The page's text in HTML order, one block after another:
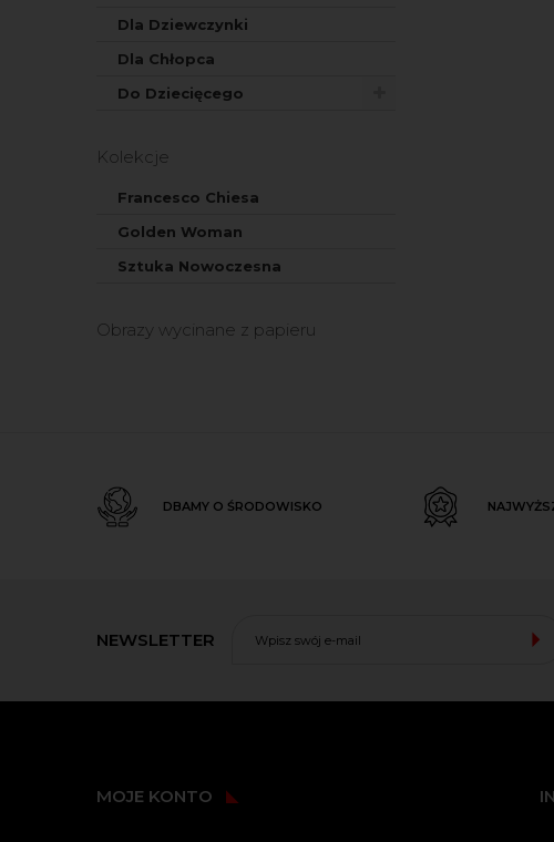
Dla Dziewczynki
Dla Chłopca
Do Dziecięcego
Kolekcje
Francesco Chiesa
Golden Woman
Sztuka Nowoczesna
Obrazy wycinane z papieru
DBAMY O ŚRODOWISKO
NEWSLETTER
MOJE KONTO